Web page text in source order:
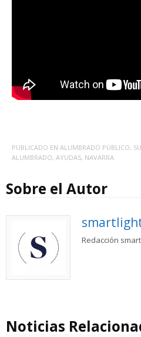
PUBLICADO EN ALUMBRADO PÚBLICO,
ALUMBRADO, AYUDAS, NAVARRA
Sobre el Autor
Redacción
Noticias